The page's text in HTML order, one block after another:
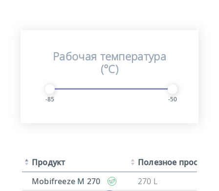
Рабочая температура
(°C)
-85 -50
Продукт
Полезное
Mobifreeze M 270
270 L